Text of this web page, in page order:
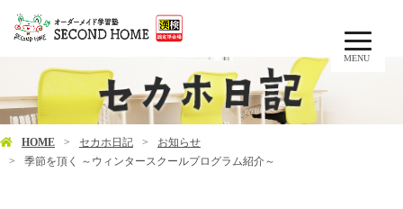
MENU
HOME セカホ日記
お知らせ
季節を頂く ～ウィンタースクールプログラム紹介～